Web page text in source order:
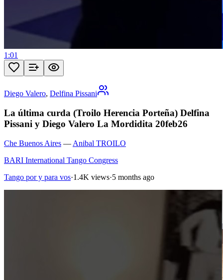
1:01
Diego Valero, Delfina Pissani
La última curda (Troilo Herencia Porteña) Delfina
Pissani y Diego Valero La Mordidita 20feb26
Che Buenos Aires — Anibal TROILO
BARI International Tango Congress
Tango por y para vos·1.4K views·5 months ago